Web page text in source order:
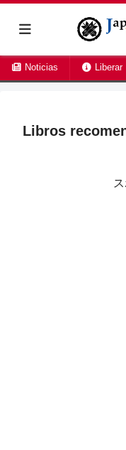
Noticias Liberar
Libros